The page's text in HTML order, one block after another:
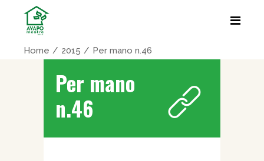
Home 2015 Per mano n.46
Per mano
n.46